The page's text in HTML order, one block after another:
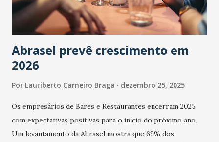
Abrasel prevê crescimento em
2026
Por Lauriberto Carneiro Braga dezembro 25, 2025
Os empresários de Bares e Restaurantes encerram 2025
com expectativas positivas para o início do próximo ano.
Um levantamento da Abrasel mostra que 69% dos